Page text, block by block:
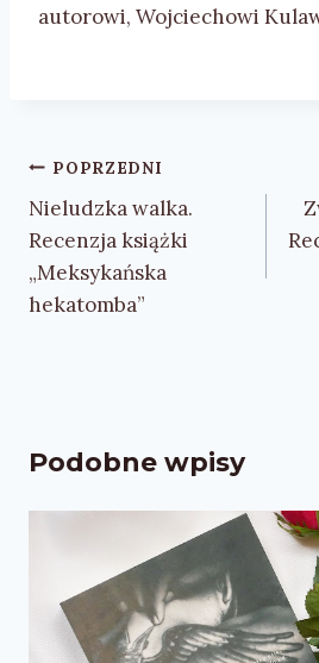
autorowi, Wojciechowi
Nawigacja
wpisu
POPRZEDNI
Nieludzka walka.
Recenzja książki
„Meksykańska
hekatomba”
Podobne wpisy